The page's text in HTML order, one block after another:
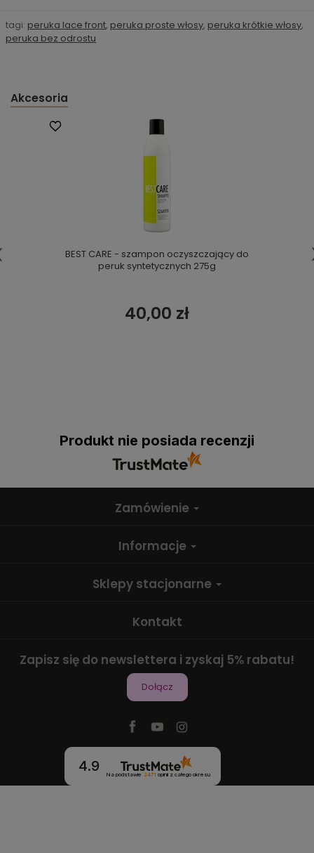
tagi: peruka lace front, peruka proste włosy, peruka krótkie włosy,
peruka bez odrostu
Akcesoria
BEST CARE - szampon oczyszczający do
peruk syntetycznych 275g
40,00 zł
Produkt nie posiada recenzji
Zamówienie
Informacje
Sklepy stacjonarne
Kontakt
Zapisz się do newslettera i zyskaj 5% rabatu!
Dołącz
4.9
Na podstawie 2471 opinii z całego okresu